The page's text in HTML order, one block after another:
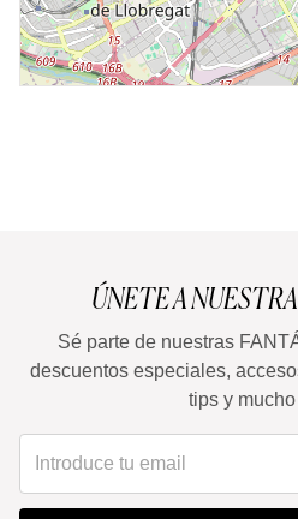
ÚNETE A
Sé parte de nuestras
descuentos especiales,
tips y mucho